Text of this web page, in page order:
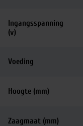
Ingangsspanning
(v)
Voeding
Hoogte (mm)
Zaagmaat (mm)